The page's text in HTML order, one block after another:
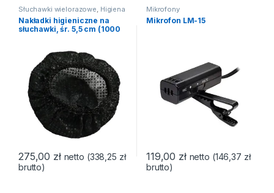
Słuchawki wielorazowe, Higiena
Nakładki higieniczne na
słuchawki, śr. 5,5 cm (1000
275,00 zł netto (338,25 zł
brutto)
Mikrofony
Mikrofon LM-15
119,00 zł netto (146,37 zł
brutto)